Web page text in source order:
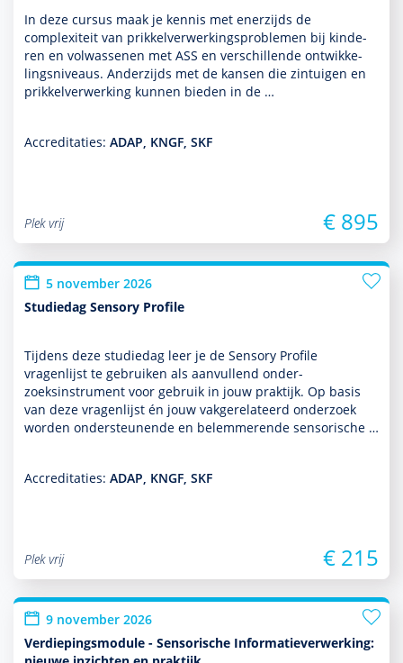
In deze cursus maak je kennis met enerzijds de
complexiteit van prikkelverwerkingspro­ble­men bij kin­de­
ren en vol­was­senen met ASS en ver­schil­lende ont­wikke­
lingsniveaus. Anderzijds met de kansen die zintuigen en
prikkelverwerking kunnen bieden in de …
Accreditaties: ADAP, KNGF, SKF
Plek vrij € 895
5 november 2026
Studiedag Sensory Profile
Tijdens deze studiedag leer je de Sensory Profile
vragenlijst te gebruiken als aan­vullend onder­
zoeksinstrument voor gebruik in jouw prak­tijk. Op basis
van deze vragenlijst én jouw vakgerelateerd onder­zoek
worden onder­steunende en belemmerende sensorische …
Accreditaties: ADAP, KNGF, SKF
Plek vrij € 215
9 november 2026
Verdiepingsmodule - Sensorische Informatieverwerking: